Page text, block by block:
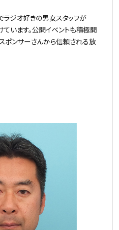
ジオ好きの男女スタッフが
います。公開イベントも積極開
ポンサーさんから信頼される放